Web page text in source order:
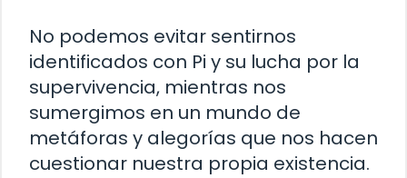
No podemos evitar sentirnos
identificados con Pi y su lucha por la
supervivencia, mientras nos
sumergimos en un mundo de
metáforas y alegorías que nos hacen
cuestionar nuestra propia existencia.